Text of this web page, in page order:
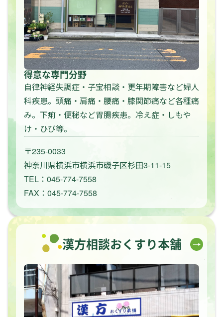
得意な専門分野
自律神経失調症・子宝相談・更年期障害など婦人
科疾患。頭痛・肩痛・腰痛・膝関節痛など各種痛
み。下痢・便秘など胃腸疾患。冷え症・しもや
け・ひび等。
〒235-0033
神奈川県横浜市横浜市磯子区杉田3-11-15
TEL：045-774-7558
FAX：045-774-7558
漢方相談おくすり本舗